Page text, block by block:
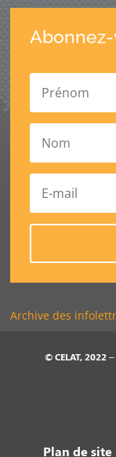
Archive des
© CELAT, 2022
Plan de site